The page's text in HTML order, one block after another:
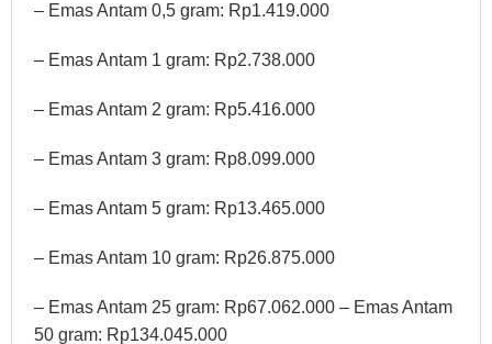
– Emas Antam 0,5 gram: Rp1.419.000
– Emas Antam 1 gram: Rp2.738.000
– Emas Antam 2 gram: Rp5.416.000
– Emas Antam 3 gram: Rp8.099.000
– Emas Antam 5 gram: Rp13.465.000
– Emas Antam 10 gram: Rp26.875.000
– Emas Antam 25 gram: Rp67.062.000 – Emas Antam
50 gram: Rp134.045.000